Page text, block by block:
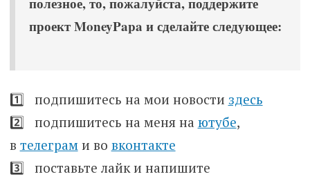
проект MoneyPapa и сделайте следующее:
1️⃣ подпишитесь на мои новости здесь
2️⃣ подпишитесь на меня на ютубе,
в телеграми во вконтакте
3️⃣ поставьте лайк и напишите